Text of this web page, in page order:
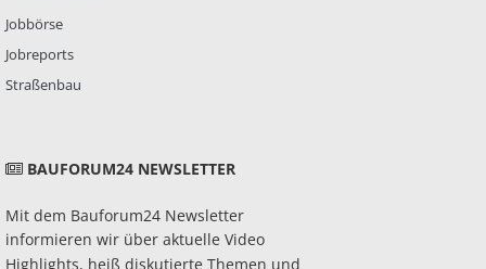
Jobbörse
Jobreports
Straßenbau
BAUFORUM24 NEWSLETTER
Mit dem Bauforum24 Newsletter
informieren wir über aktuelle Video
Highlights, heiß diskutierte Themen und